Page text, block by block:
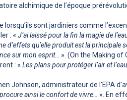
alchimique de l’époque
lorsqu’ils sont jardiniers comme
: « J’ai laissé pour la fin la magie de
d’effets qu’elle produit est la principale
sur mon esprit…
». (On the Making of
: « Les plans pour protéger l’air et
Johnson, administrateur de l’EPA
ainsi le confort de vivre…
». En